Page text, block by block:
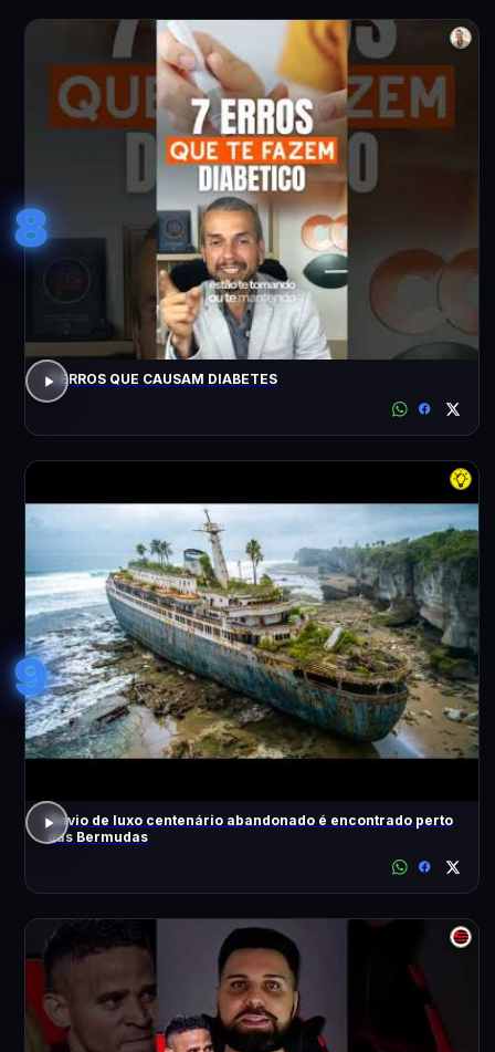
8
7 ERROS QUE CAUSAM DIABETES
9
Navio de luxo centenário abandonado é encontrado perto
das Bermudas